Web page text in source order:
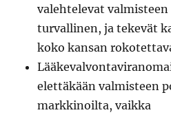
valehtelevat valmisteen
turvallinen, ja tekevät
koko kansan
elettäkään valmisteen
markkinoilta, vaikka